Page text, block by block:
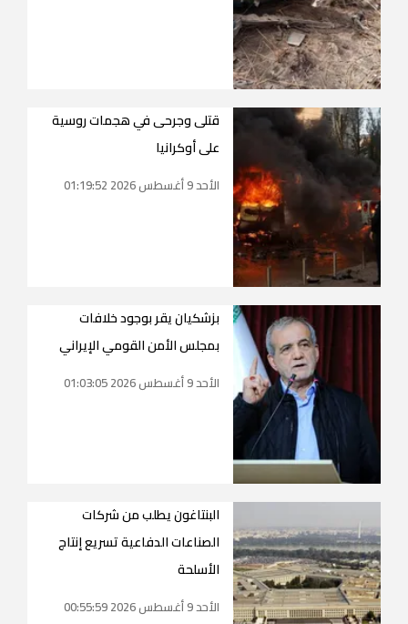
قتلى وجرحى في هجمات روسية
على أوكرانيا
الأحد 9 أغسطس 2026 01:19:52
بزشكيان يقر بوجود خلافات
بمجلس الأمن القومي الإيراني
الأحد 9 أغسطس 2026 01:03:05
البنتاغون يطلب من شركات
الصناعات الدفاعية تسريع إنتاج
الأسلحة
الأحد 9 أغسطس 2026 00:55:59